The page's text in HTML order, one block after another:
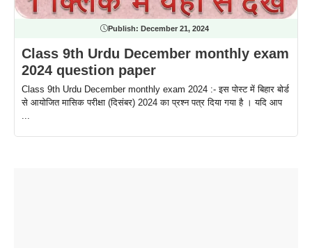
Publish: December 21, 2024
Class 9th Urdu December monthly exam
2024 question paper
Class 9th Urdu December monthly exam 2024 :- इस पोस्ट में बिहार बोर्ड
से आयोजित मासिक परीक्षा (दिसंबर) 2024 का प्रश्न पत्र दिया गया है । यदि आप